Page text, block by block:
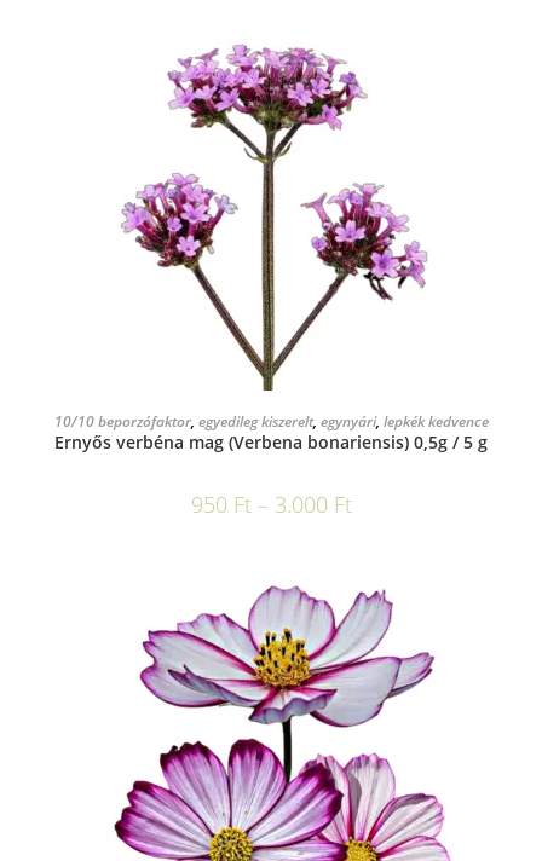
OPCIÓK VÁLASZTÁSA
10/10 beporzófaktor, egyedileg kiszerelt, egynyári, lepkék kedvence
Ernyős verbéna mag (Verbena bonariensis) 0,5g / 5 g
950 Ft – 3.000 Ft